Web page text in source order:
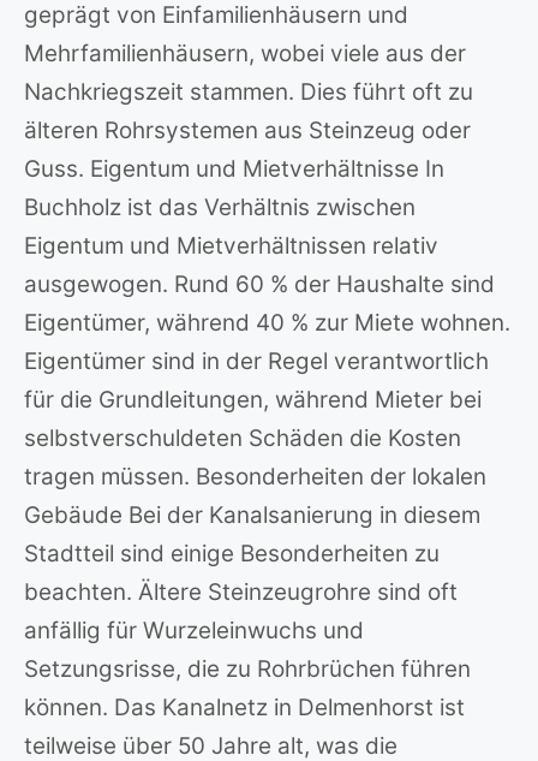
geprägt von Einfamilienhäusern und
Mehrfamilienhäusern, wobei viele aus der
Nachkriegszeit stammen. Dies führt oft zu
älteren Rohrsystemen aus Steinzeug oder
Guss. Eigentum und Mietverhältnisse In
Buchholz ist das Verhältnis zwischen
Eigentum und Mietverhältnissen relativ
ausgewogen. Rund 60 % der Haushalte sind
Eigentümer, während 40 % zur Miete wohnen.
Eigentümer sind in der Regel verantwortlich
für die Grundleitungen, während Mieter bei
selbstverschuldeten Schäden die Kosten
tragen müssen. Besonderheiten der lokalen
Gebäude Bei der Kanalsanierung in diesem
Stadtteil sind einige Besonderheiten zu
beachten. Ältere Steinzeugrohre sind oft
anfällig für Wurzeleinwuchs und
Setzungsrisse, die zu Rohrbrüchen führen
können. Das Kanalnetz in Delmenhorst ist
teilweise über 50 Jahre alt, was die